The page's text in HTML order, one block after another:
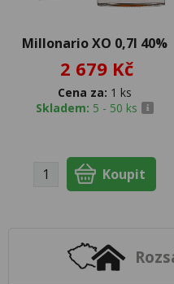
Millonario XO 0,7l 40%
2 679 Kč
Cena za: 1 ks
Skladem: 5 - 50 ks